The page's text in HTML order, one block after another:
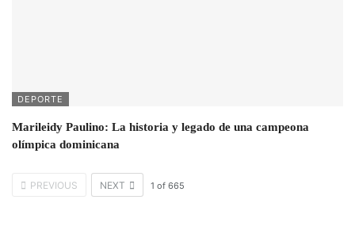
DEPORTE
Marileidy Paulino: La historia y legado de una campeona
olímpica dominicana
PREVIOUS NEXT 1 of 665